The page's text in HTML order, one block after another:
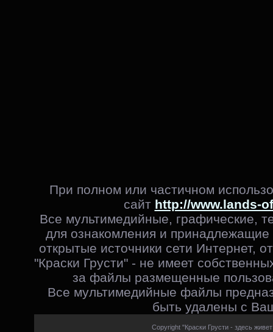
При полном или частичном
сайт http://www.lands-
Все мультимедийные, графические,
для ознакомления и принадлежащие
открытые источники сети Интернет,
"Краски Грусти" - не имеет
за файлы размещенные
Все мультимедийные файлы
быть удалены с
Copyright "Краски Грусти - здесь